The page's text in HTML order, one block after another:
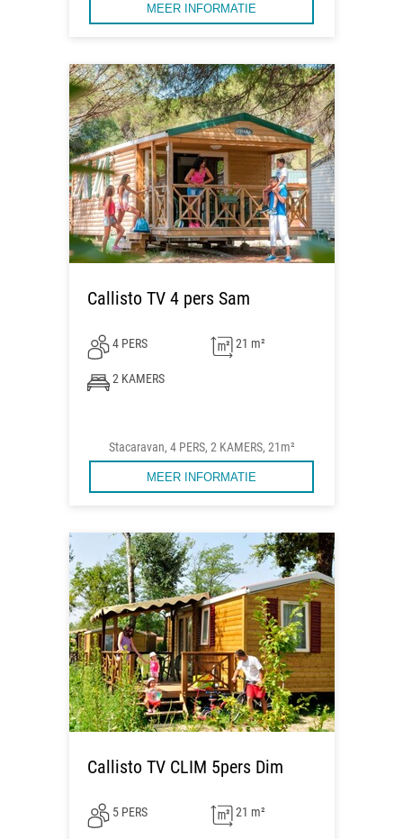
MEER INFORMATIE
Callisto TV 4 pers Sam
4 PERS 21 m²
2 KAMERS
Stacaravan, 4 PERS, 2 KAMERS, 21m²
MEER INFORMATIE
Callisto TV CLIM 5pers Dim
5 PERS 21 m²